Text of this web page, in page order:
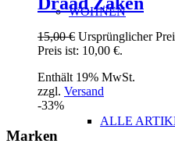
WOHNEN
ALLE
15,00€ Ursprünglicher
Preis ist: 10,00 €.
Enthält 19% MwSt.
zzgl. Versand
-33%
Marken